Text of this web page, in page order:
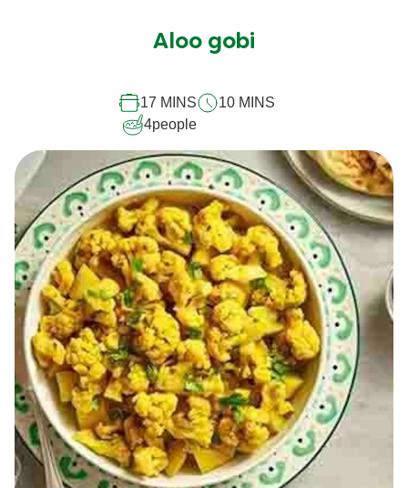
soumise
recipe
Aloo gobi
17 MINS
10 MINS
4people